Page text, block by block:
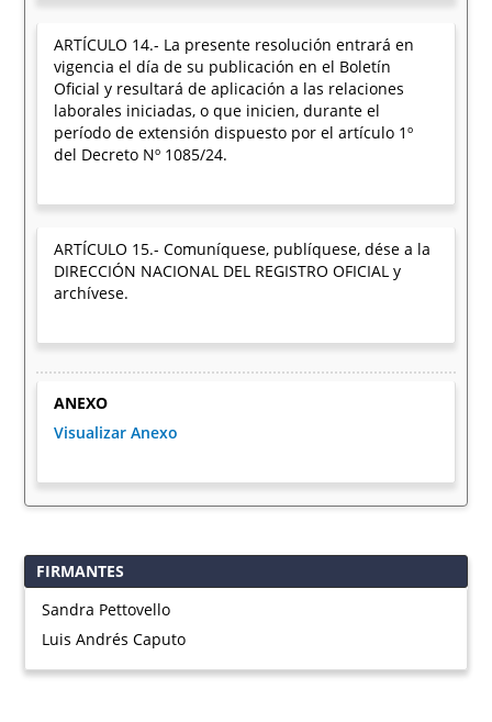
ARTÍCULO 14.- La presente resolución entrará en
vigencia el día de su publicación en el Boletín
Oficial y resultará de aplicación a las relaciones
laborales iniciadas, o que inicien, durante el
período de extensión dispuesto por el artículo 1º
del Decreto Nº 1085/24.
ARTÍCULO 15.- Comuníquese, publíquese, dése a la
DIRECCIÓN NACIONAL DEL REGISTRO OFICIAL y
archívese.
ANEXO
Visualizar Anexo
FIRMANTES
Sandra Pettovello
Luis Andrés Caputo